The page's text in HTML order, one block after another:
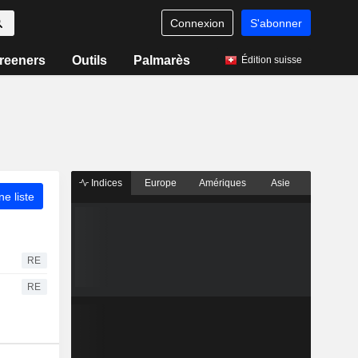
Connexion S'abonner
Outils Palmarès Édition suisse
liste
RE
RE
Indices Europe Amériques Asie